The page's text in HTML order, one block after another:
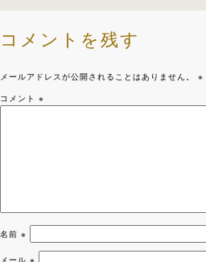
イ
ズ
コメントを残す
メールアドレスが公開されることはありません。 ※
コメント ※
名前 ※